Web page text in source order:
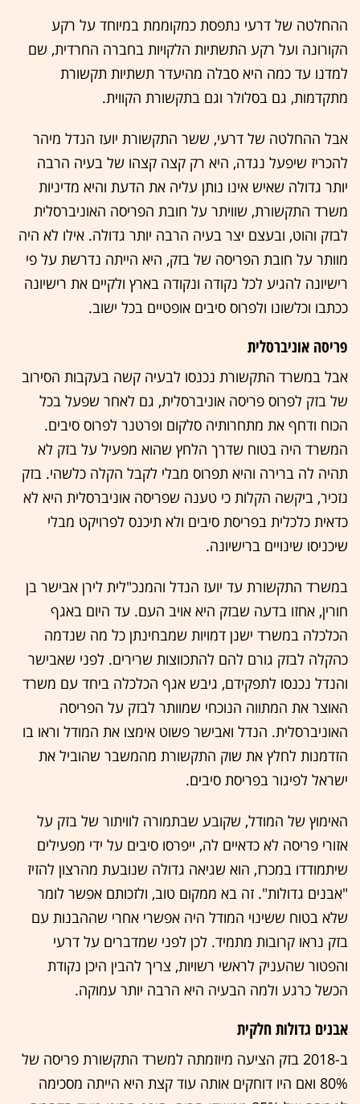
ההחלטה של דרעי נתפסת כמקוממת במיוחד על רקע
הקורונה ועל רקע התשתיות הלקויות בחברה החרדית, שם
למדנו עד כמה היא סבלה מהיעדר תשתיות תקשורת
מתקדמות, גם בסלולר וגם בתקשורת הקווית.
אבל ההחלטה של דרעי, ששר התקשורת יועז הנדל מיהר
להכריז שיפעל נגדה, היא רק קצה קצהו של בעיה הרבה
יותר גדולה שאיש אינו נותן עליה את הדעת והיא מדיניות
משרד התקשורת, שוויתר על חובת הפריסה האוניברסלית
לבזק והוט, ובעצם יצר בעיה הרבה יותר גדולה. אילו לא היה
מוותר על חובת הפריסה של בזק, היא הייתה נדרשת על פי
רישיונה להגיע לכל נקודה ונקודה בארץ ולקיים את רישיונה
ככתבו וכלשונו ולפרוס סיבים אופטיים בכל ישוב.
פריסה אוניברסלית
אבל במשרד התקשורת נכנסו לבעיה קשה בעקבות הסירוב
של בזק לפרוס פריסה אוניברסלית, גם לאחר שפעל בכל
הכוח ודחף את מתחרותיה סלקום ופרטנר לפרוס סיבים.
המשרד היה בטוח שדרך הלחץ שהוא מפעיל על בזק לא
תהיה לה ברירה והיא תפרוס מבלי לקבל הקלה כלשהי. בזק
נזכיר, ביקשה הקלות כי טענה שפריסה אוניברסלית היא לא
כדאית כלכלית בפריסת סיבים ולא תיכנס לפרויקט מבלי
שיכניסו שינויים ברישיונה.
במשרד התקשורת עד יועז הנדל והמנכ"לית לירן אבישר בן
חורין, אחזו בדעה שבזק היא אויב העם. עד היום באגף
הכלכלה במשרד ישנן דמויות שמבחינתן כל מה שנדמה
כהקלה לבזק גורם להם להתכווצות שרירים. לפני שאבישר
והנדל נכנסו לתפקידם, גיבש אגף הכלכלה ביחד עם משרד
האוצר את המתווה הנוכחי שמוותר לבזק על הפריסה
האוניברסלית. הנדל ואבישר פשוט אימצו את המודל וראו בו
הזדמנות לחלץ את שוק התקשורת מהמשבר שהוביל את
ישראל לפיגור בפריסת סיבים.
האימוץ של המודל, שקובע שבתמורה לוויתור של בזק על
אזורי פריסה לא כדאיים לה, ייפרסו סיבים על ידי מפעילים
שיתמודדו במכרז, הוא שגיאה גדולה שנובעת מהרצון להזיז
"אבנים גדולות". זה בא ממקום טוב, ולזכותם אפשר לומר
שלא בטוח ששינוי המודל היה אפשרי אחרי שההבנות עם
בזק נראו קרובות מתמיד. לכן לפני שמדברים על דרעי
והפטור שהעניק לראשי רשויות, צריך להבין היכן נקודת
הכשל כרגע ולמה הבעיה היא הרבה יותר עמוקה.
אבנים גדולות חלקית
ב-2018 בזק הציעה מיוזמתה למשרד התקשורת פריסה של
80% ואם היו דוחקים אותה עוד קצת היא הייתה מסכימה